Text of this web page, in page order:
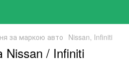
за маркою авто Nissan, Infiniti
Nissan / Infiniti